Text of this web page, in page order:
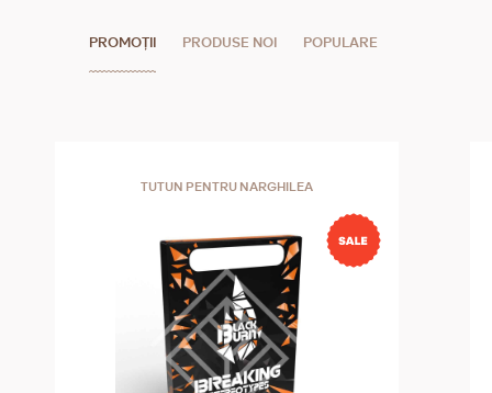
PROMOȚII PRODUSE NOI POPULARE
TUTUN PENTRU NARGHILEA